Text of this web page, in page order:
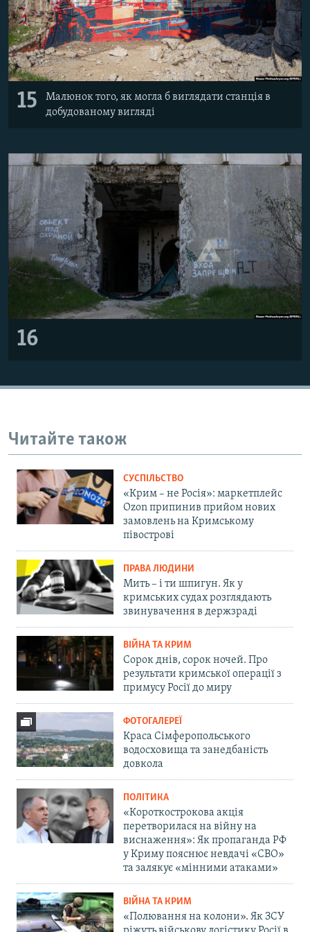
15
Малюнок того, як могла б виглядати станція в
добудованому вигляді
16
Читайте також
СУСПІЛЬСТВО
«Крим – не Росія»: маркетплейс
Ozon припинив прийом нових
замовлень на Кримському
півострові
ПРАВА ЛЮДИНИ
Мить – і ти шпигун. Як у
кримських судах розглядають
звинувачення в держзраді
ВІЙНА ТА КРИМ
Сорок днів, сорок ночей. Про
результати кримської операції з
примусу Росії до миру
ФОТОГАЛЕРЕЇ
Краса Сімферопольського
водосховища та занедбаність
довкола
ПОЛІТИКА
«Короткострокова акція
перетворилася на війну на
виснаження»: Як пропаганда РФ
у Криму пояснює невдачі «СВО»
та залякує «мінними атаками»
ВІЙНА ТА КРИМ
«Полювання на колони». Як ЗСУ